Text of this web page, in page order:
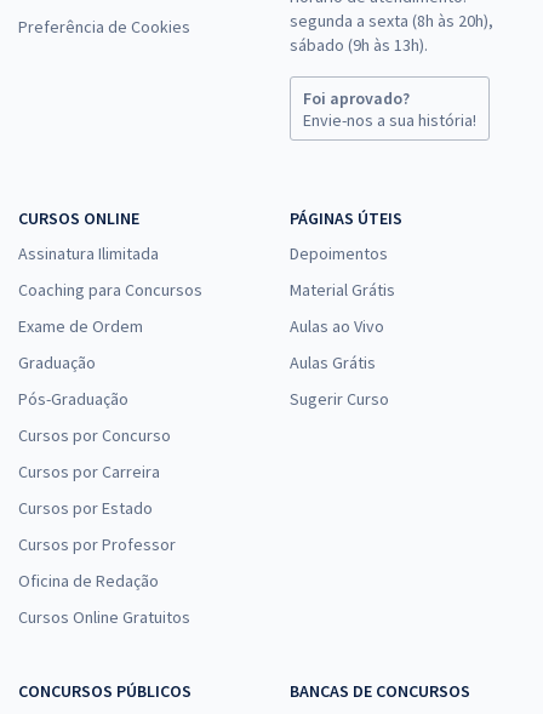
Preferência de Cookies
segunda a sexta (8h às 20h),
sábado (9h às 13h).
Foi aprovado?
Envie-nos a sua história!
CURSOS ONLINE
Assinatura Ilimitada
Coaching para Concursos
Exame de Ordem
Graduação
Pós-Graduação
Cursos por Concurso
Cursos por Carreira
Cursos por Estado
Cursos por Professor
Oficina de Redação
Cursos Online Gratuitos
PÁGINAS ÚTEIS
Depoimentos
Material Grátis
Aulas ao Vivo
Aulas Grátis
Sugerir Curso
CONCURSOS PÚBLICOS
BANCAS DE CONCURSOS